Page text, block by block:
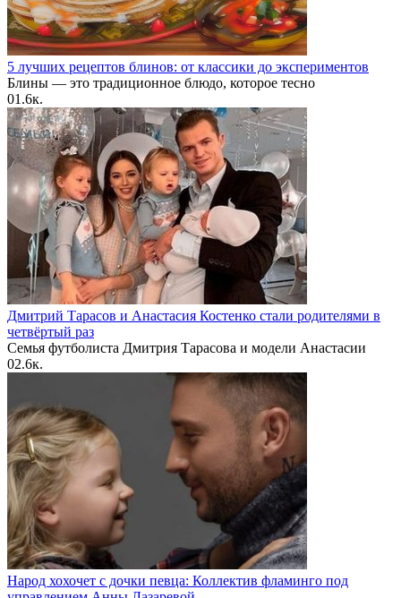
5 лучших рецептов блинов: от классики до экспериментов
Блины — это традиционное блюдо, которое тесно
01.6к.
Дмитрий Тарасов и Анастасия Костенко стали родителями в
четвёртый раз
Семья футболиста Дмитрия Тарасова и модели Анастасии
02.6к.
Народ хохочет с дочки певца: Коллектив фламинго под